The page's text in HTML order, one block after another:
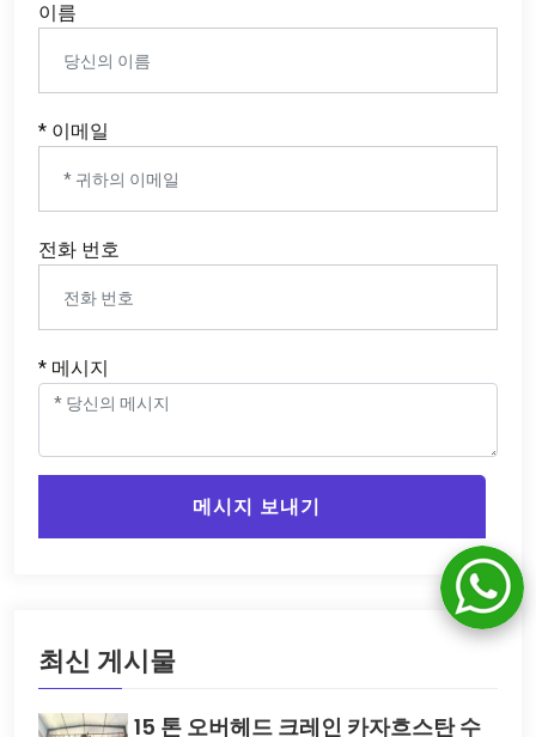
이름
* 이메일
전화 번호
* 메시지
메시지 보내기
최신 게시물
15 톤 오버헤드 크레인 카자흐스탄 수